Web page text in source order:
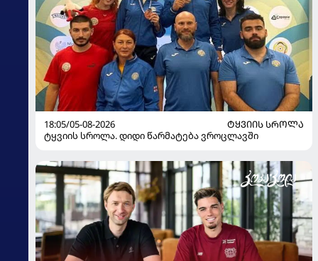
18:05/05-08-2026
ᲢᲧᲕᲘᲘᲡ ᲡᲠᲝᲚᲐ
ტყვიის სროლა. დიდი წარმატება ვროცლავში